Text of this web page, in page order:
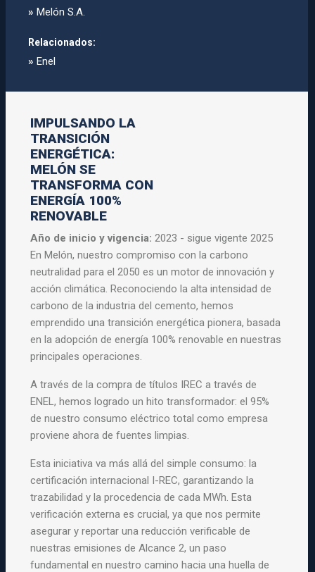
» Melón S.A.
Relacionados:
» Enel
IMPULSANDO LA
TRANSICIÓN
ENERGÉTICA:
MELÓN SE
TRANSFORMA CON
ENERGÍA 100%
RENOVABLE
Año de inicio y vigencia:2023 - sigue vigente 2025
En Melón, nuestro compromiso con la carbono
neutralidad para el 2050 es un motor de innovación y
acción climática. Reconociendo la alta intensidad de
carbono de la industria del cemento, hemos
emprendido una transición energética pionera, basada
en la adopción de energía 100% renovable en nuestras
principales operaciones.
A través de la compra de títulos IREC a través de
ENEL, hemos logrado un hito transformador: el 95%
de nuestro consumo eléctrico total como empresa
proviene ahora de fuentes limpias.
Esta iniciativa va más allá del simple consumo: la
certificación internacional I-REC, garantizando la
trazabilidad y la procedencia de cada MWh. Esta
verificación externa es crucial, ya que nos permite
asegurar y reportar una reducción verificable de
nuestras emisiones de Alcance 2, un paso
fundamental en nuestro camino hacia una huella de